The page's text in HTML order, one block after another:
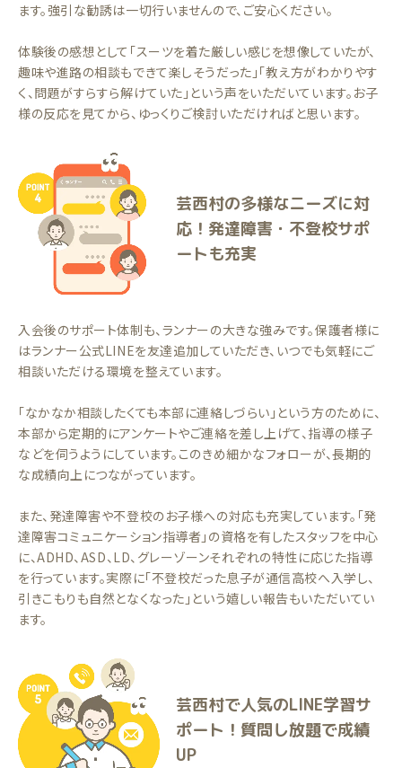
ます。強引な勧誘は一切行いませんので、ご安心ください。
体験後の感想として「スーツを着た厳しい感じを想像していたが、
趣味や進路の相談もできて楽しそうだった」「教え方がわかりやす
く、問題がすらすら解けていた」という声をいただいています。お子
様の反応を見てから、ゆっくりご検討いただければと思います。
芸西村の多様なニーズに対
応！発達障害・不登校サポ
ートも充実
入会後のサポート体制も、ランナーの大きな強みです。保護者様に
はランナー公式LINEを友達追加していただき、いつでも気軽にご
相談いただける環境を整えています。
「なかなか相談したくても本部に連絡しづらい」という方のために、
本部から定期的にアンケートやご連絡を差し上げて、指導の様子
などを伺うようにしています。このきめ細かなフォローが、長期的
な成績向上につながっています。
また、発達障害や不登校のお子様への対応も充実しています。「発
達障害コミュニケーション指導者」の資格を有したスタッフを中心
に、ADHD、ASD、LD、グレーゾーンそれぞれの特性に応じた指導
を行っています。実際に「不登校だった息子が通信高校へ入学し、
引きこもりも自然となくなった」という嬉しい報告もいただいてい
ます。
芸西村で人気のLINE学習サ
ポート！質問し放題で成績
UP